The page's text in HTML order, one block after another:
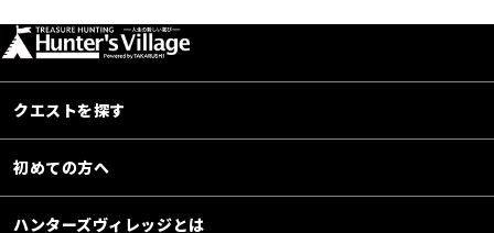
クエストを探す
初めての方へ
ハンターズヴィレッジとは